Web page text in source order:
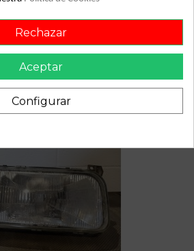
expansion para volkswagen passat
gustarte
Rechazar
Aceptar
Configurar